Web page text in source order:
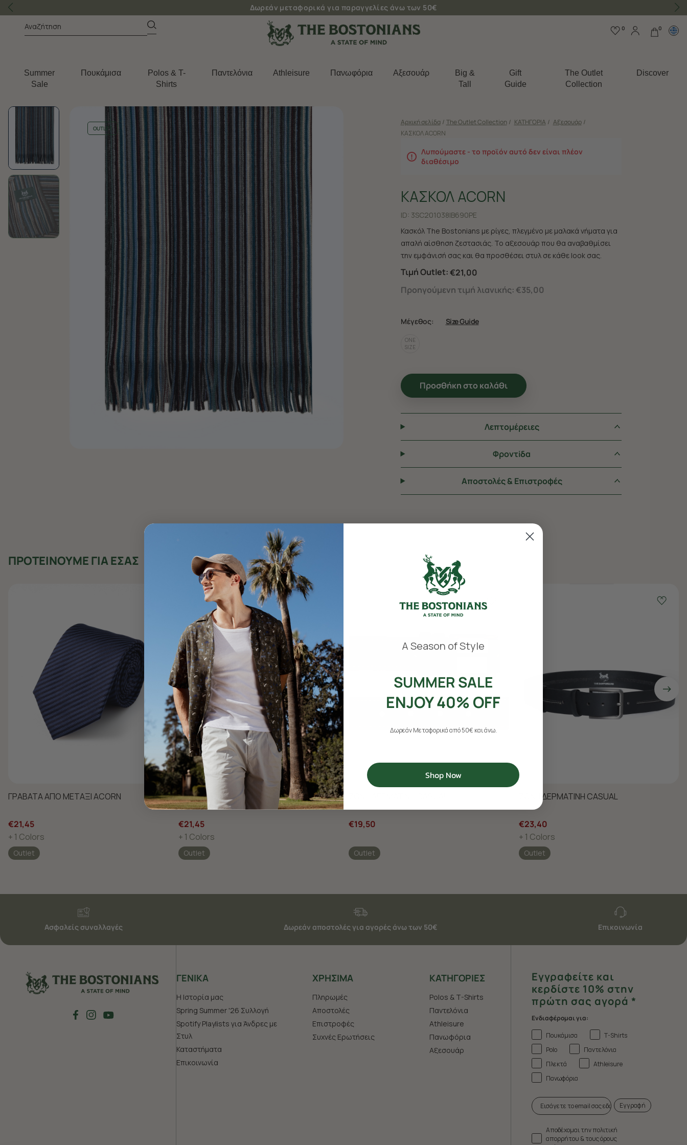
Δωρεάν μεταφορικά για παραγγελίες άνω των 50€
0 0
Summer
Sale
Πουκάμισα
Polos & T-
Shirts
Παντελόνια Athleisure Πανωφόρια Aξεσουάρ
Big &
Tall
Gift
Guide
The Outlet
Collection
Discover
OUTLET
Αρχική σελίδα / The Outlet Collection / ΚΑΤΗΓΟΡΙΑ / Αξεσουάρ /
ΚΑΣΚΟΛ ACORN
Λυπούμαστε - το προϊόν αυτό δεν είναι πλέον
διαθέσιμο
ΚΑΣΚΟΛ ACORN
ID: 3SC201038|B690PE
Κασκόλ The Bostonians με ρίγες, πλεγμένο με μαλακά νήματα για
απαλή αίσθηση ζεστασιάς. Το αξεσουάρ που θα αναβαθμίσει
την εμφάνισή σας και θα προσθέσει στυλ σε κάθε look σας.
Τιμή Outlet:€21,00
Προηγούμενη τιμή λιανικής: €35,00
Μέγεθος: Size Guide
ONE
SIZE
Προσθήκη στο καλάθι
Λεπτομέρειες
Φροντiδα
Αποστολές & Επιστροφές
ΠΡΟΤΕΙΝΟΥΜΕ ΓΙΑ ΕΣΑΣ
ΓΡΑΒΑΤΑ ΑΠΟ ΜΕΤΑΞΙ ACORN
€21,45
+ 1 Colors
Outlet
ΓΡΑΒΑΤΑ ΑΠΟ ΜΕΤΑΞΙ ACORN
€21,45
+ 1 Colors
Outlet
€19,50
Outlet
ΖΩΝΗ ΔΕΡΜΑΤΙΝΗ CASUAL
€23,40
+ 1 Colors
Outlet
Ασφαλείς συναλλαγές Δωρεάν αποστολές για αγορές άνω των 50€ Επικοινωνία
ΓΕΝΙΚΑ
Η Ιστορία μας
Spring Summer '26 Συλλογή
Spotify Playlists για Άνδρες με
Στυλ
Καταστήματα
Επικοινωνία
ΧΡHΣΙΜΑ
Πληρωμές
Αποστολές
Επιστροφές
Συχνές Ερωτήσεις
ΚΑΤΗΓΟΡΙΕΣ
Polos & T-Shirts
Παντελόνια
Athleisure
Πανωφόρια
Aξεσουάρ
Εγγραφείτε και
κερδίστε 10% στην
πρώτη σας αγορά *
Ενδιαφέρομαι για:
Πουκάμισα
T-Shirts
Polo
Παντελόνια
Πλεκτά
Athleisure
Πανωφόρια
Εγγραφή
Αποδέχομαι την πολιτική
απορρήτου & τους όρους
A Season of Style
SUMMER SALE
ENJOY 40% OFF
Δωρεάν Μεταφορικά από 50€ και άνω.
Shop Now